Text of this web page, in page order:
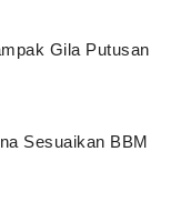
Gila Putusan
Sesuaikan BBM